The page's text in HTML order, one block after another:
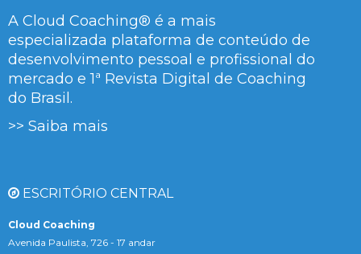
A Cloud Coaching® é a mais
especializada plataforma de conteúdo de
desenvolvimento pessoal e profissional do
mercado e 1ª Revista Digital de Coaching
do Brasil.
>> Saiba mais
ESCRITÓRIO CENTRAL
Cloud Coaching
Avenida Paulista, 726 - 17 andar